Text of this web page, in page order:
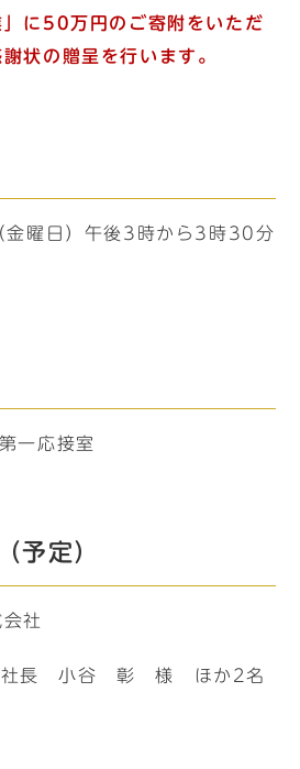
」に50万円のご寄附をいただ
状の贈呈を行います。
曜日）午後3時から3時30分
一応接室
予定）
社
社長 小谷 彰 様 ほか2名